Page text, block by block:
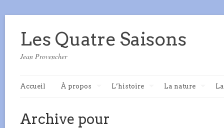
Les Quatre Saisons
Jean Provencher
Accueil À propos L’histoire La nature
Archive pour